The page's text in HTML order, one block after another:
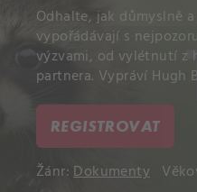
Odhalte, jak důmyslně
vypořádávají s
výzvami, od vylétnutí z
partnera. Vypráví Hugh
REGISTROVAT
Žánr:Dokumenty